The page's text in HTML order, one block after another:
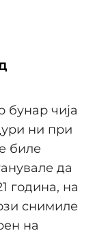
бунар чија
ни при
биле
да
година, на
снимиле
на